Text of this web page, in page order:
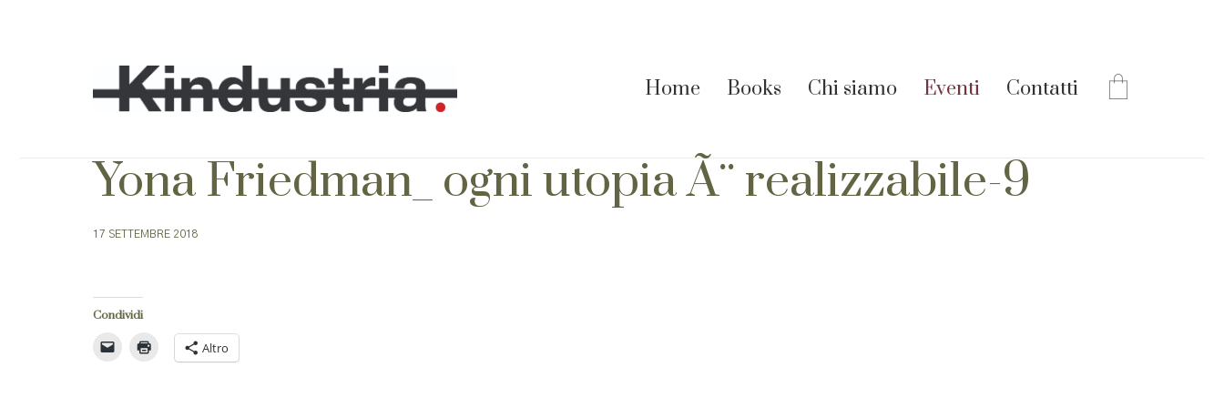
Home Books Chi siamo Eventi Contatti
Yona Friedman_ ogni utopia Ã¨ realizzabile-9
17 SETTEMBRE 2018
Condividi
Altro